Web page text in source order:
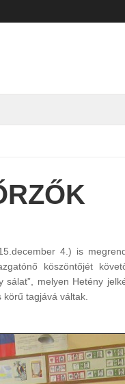
4.) is
köszöntőjét
sálat”, melyen Hetény
körű tagjává váltak.